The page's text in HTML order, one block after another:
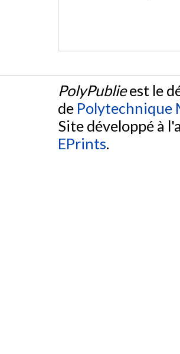
PolyPublieest le
de Polytechnique
Site développé à
EPrints.